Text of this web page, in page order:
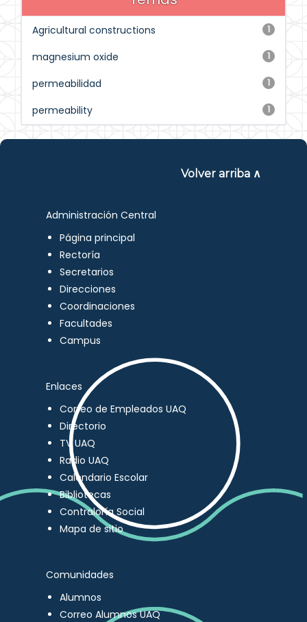
1
Agricultural constructions
1
magnesium oxide
1
permeabilidad
1
permeability
Volver arriba ∧
Administración Central
Página principal
Rectoría
Secretarios
Direcciones
Coordinaciones
Facultades
Campus
Enlaces
Correo de Empleados UAQ
Directorio
TV UAQ
Radio UAQ
Calendario Escolar
Bibliotecas
Contraloría Social
Mapa de sitio
Comunidades
Alumnos
Correo Alumnos UAQ